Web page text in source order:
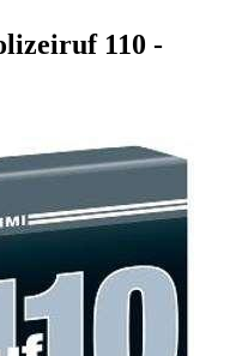
110 -